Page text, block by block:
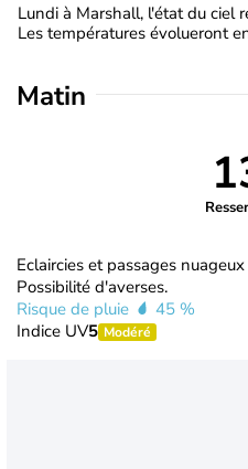
Lundi à Marshall, l'état du ciel
Les températures évolueront
Matin
Eclaircies et passages
Possibilité d'averses.
Risque de pluie
45 %
Indice UV5 Modéré